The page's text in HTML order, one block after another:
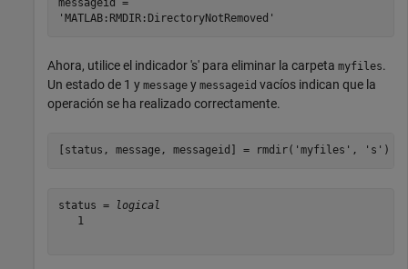
messageid =
Ahora, utilice el indicador 's' para eliminar la carpeta myfiles.
Un estado de 1 y message y messageid vacíos indican que la
operación se ha realizado correctamente.
[status, message, messageid] = rmdir( 'myfiles' , 's' )
status =
logical
   1